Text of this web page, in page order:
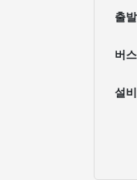
출
버
설